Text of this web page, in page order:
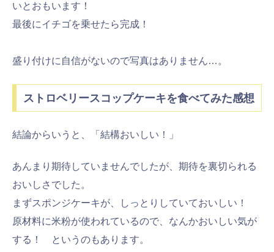
いとおもいます！
最後にイチゴを乗せたら完成！
盛り付けに自信がないので写真はありません…。
ストロベリースコップケーキを食べてみた感想
結論からいうと、「結構おいしい！」
あんまり期待していませんでしたが、期待を裏切られる
おいしさでした。
まずスポンジケーキが、しっとりしていておいしい！
原材料に米粉が使われているので、なんかおいしい気が
する！ というのもあります。